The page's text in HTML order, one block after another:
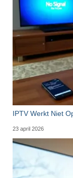
IPTV Werkt Niet
23 april 2026